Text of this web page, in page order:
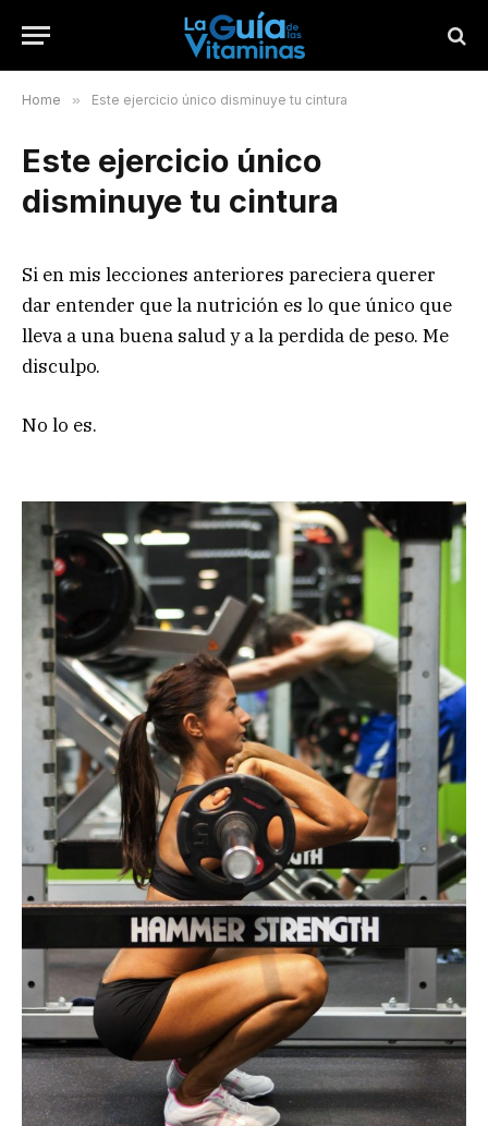
Home » Este ejercicio único disminuye tu cintura
Este ejercicio único
disminuye tu cintura
Si en mis lecciones anteriores pareciera querer
dar entender que la nutrición es lo que único que
lleva a una buena salud y a la perdida de peso. Me
disculpo.
No lo es.